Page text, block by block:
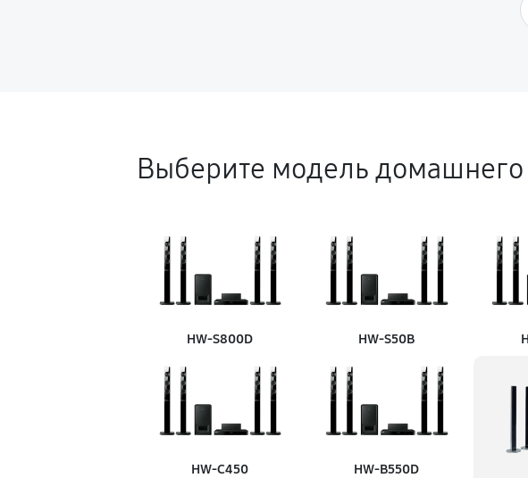
Выберите модель домашнего
HW‑S800D HW‑S50B
HW‑C450
HW‑B550D